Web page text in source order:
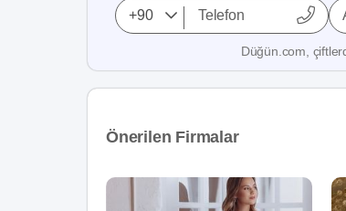
Düğün.com,
Önerilen Firmalar